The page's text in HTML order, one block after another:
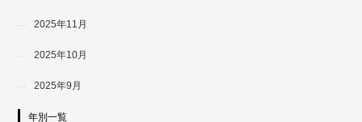
2025年11月
2025年10月
2025年9月
年別一覧